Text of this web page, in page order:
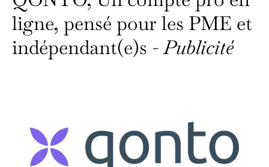
ligne, pensé pour les PME et
indépendant(e)s -Publicité